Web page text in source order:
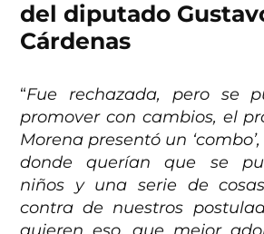
del diputado
Cárdenas
“Fue rechazada, pero se
promover con cambios, el
Morena presentó un
donde querían que se
niños y una serie de
contra de nuestros
quieren eso, que mejor